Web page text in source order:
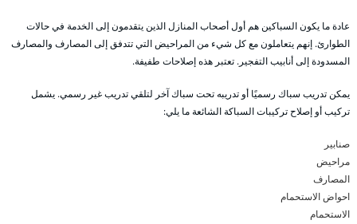
عادة ما يكون السباكين هم أول أصحاب المنازل الذين يتقدمون إلى الخدمة في حالات
الطوارئ. إنهم يتعاملون مع كل شيء من المراحيض التي تتدفق إلى المصارف والمصارف
المسدودة إلى أنابيب التفجير. تعتبر هذه إصلاحات طفيفة.
يمكن تدريب سباك رسميًا أو تدريبه تحت سباك آخر لتلقي تدريب غير رسمي. يشمل
تركيب أو إصلاح تركيبات السباكة الشائعة ما يلي:
صنابير
مراحيض
المصارف
احواض الاستحمام
الاستحمام